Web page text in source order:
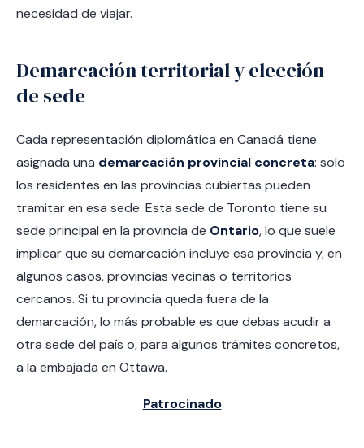
necesidad de viajar.
Demarcación territorial y elección
de sede
Cada representación diplomática en Canadá tiene
asignada una demarcación provincial concreta: solo
los residentes en las provincias cubiertas pueden
tramitar en esa sede. Esta sede de Toronto tiene su
sede principal en la provincia de Ontario, lo que suele
implicar que su demarcación incluye esa provincia y, en
algunos casos, provincias vecinas o territorios
cercanos. Si tu provincia queda fuera de la
demarcación, lo más probable es que debas acudir a
otra sede del país o, para algunos trámites concretos,
a la embajada en Ottawa.